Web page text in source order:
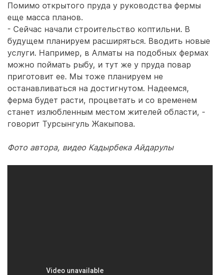
Помимо открытого пруда у руководства фермы
еще масса планов.
- Сейчас начали строительство коптильни. В
будущем планируем расширяться. Вводить новые
услуги. Например, в Алматы на подобных фермах
можно поймать рыбу, и тут же у пруда повар
приготовит ее. Мы тоже планируем не
останавливаться на достигнутом. Надеемся,
ферма будет расти, процветать и со временем
станет излюбленным местом жителей области, -
говорит Турсынгуль Жакыпова.
Фото автора, видео Кадырбека Айдарулы